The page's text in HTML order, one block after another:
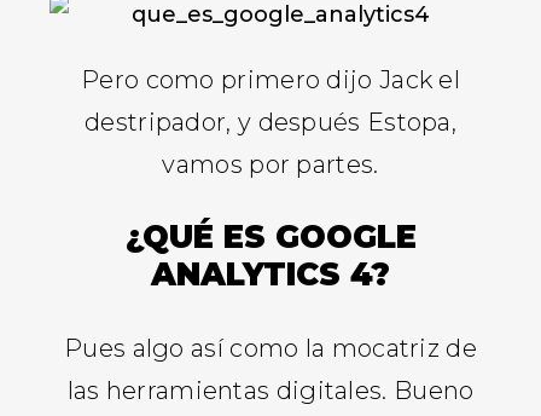
Pero como primero dijo Jack el
destripador, y después Estopa,
vamos por partes.
¿QUÉ ES GOOGLE
ANALYTICS 4?
Pues algo así como la mocatriz de
las herramientas digitales. Bueno